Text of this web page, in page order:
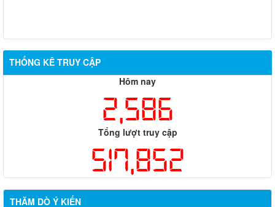
THỐNG KÊ TRUY CẬP
Hôm nay
2,586
Tổng lượt truy cập
517,852
THĂM DÒ Ý KIẾN